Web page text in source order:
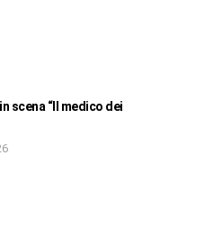
scena “Il medico dei